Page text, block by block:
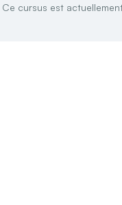
Ce cursus est